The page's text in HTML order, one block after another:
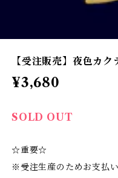
【受注販売】夜色カ
¥3,680
SOLD OUT
☆重要☆
※受注生産のためお支払